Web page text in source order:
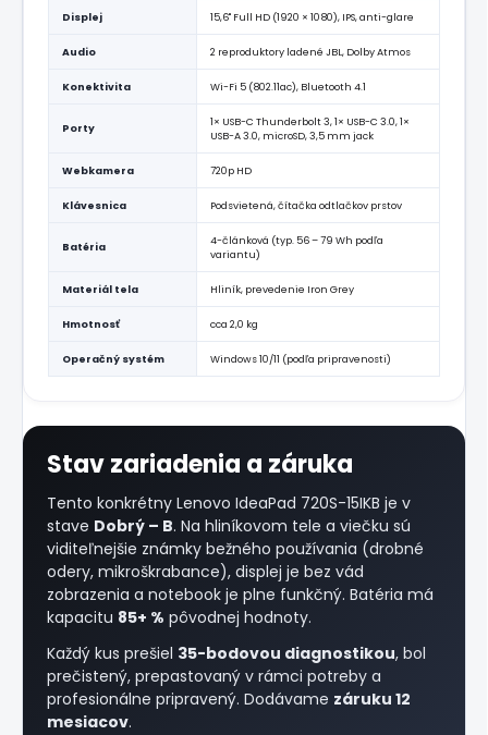
Displej 15,6" Full HD (1920 × 1080), IPS, anti-glare
Audio 2 reproduktory ladené JBL, Dolby Atmos
Konektivita Wi-Fi 5 (802.11ac), Bluetooth 4.1
Porty
1× USB-C Thunderbolt 3, 1× USB-C 3.0, 1×
USB-A 3.0, microSD, 3,5 mm jack
Webkamera 720p HD
Klávesnica Podsvietená, čítačka odtlačkov prstov
Batéria
4-článková (typ. 56 – 79 Wh podľa
variantu)
Materiál tela Hliník, prevedenie Iron Grey
Hmotnosť cca 2,0 kg
Operačný systém Windows 10/11 (podľa pripravenosti)
Stav zariadenia a záruka
Tento konkrétny Lenovo IdeaPad 720S-15IKB je v
stave Dobrý – B. Na hliníkovom tele a viečku sú
viditeľnejšie známky bežného používania (drobné
odery, mikroškrabance), displej je bez vád
zobrazenia a notebook je plne funkčný. Batéria má
kapacitu 85+ % pôvodnej hodnoty.
Každý kus prešiel 35-bodovou diagnostikou, bol
prečistený, prepastovaný v rámci potreby a
profesionálne pripravený. Dodávame záruku 12
mesiacov.